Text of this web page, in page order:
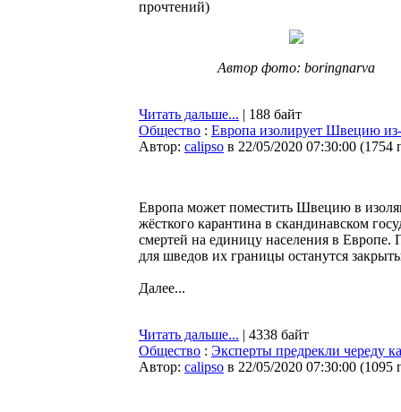
прочтений)
Автор фото: boringnarva
Читать дальше... | 188 байт
Общество : Европа изолирует Швецию
Автор: calipso в 22/05/2020 07:30:00 (1754
Европа может поместить Швецию в
жёсткого карантина в скандинавском
смертей на единицу населения в Европе.
для шведов их границы останутся
Далее...
Читать дальше... | 4338 байт
Общество : Эксперты предрекли череду
Автор: calipso в 22/05/2020 07:30:00 (1095